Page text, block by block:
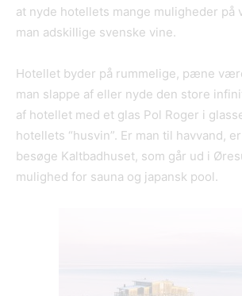
at nyde hotellets mange muligheder på
man adskillige svenske vine.
Hotellet byder på rummelige, pæne
man slappe af eller nyde den store
af hotellet med et glas Pol Roger i
hotellets “husvin”. Er man til havvand,
besøge Kaltbadhuset, som går ud i
mulighed for sauna og japansk pool.